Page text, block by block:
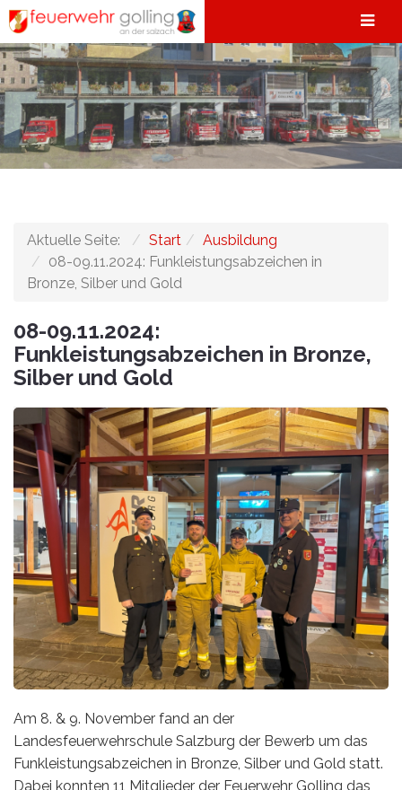
Aktuelle Seite: Start
Ausbildung
08-09.11.2024: Funkleistungsabzeichen in
Bronze, Silber und Gold
08-09.11.2024:
Funkleistungsabzeichen in Bronze,
Silber und Gold
Am 8. & 9. November fand an der
Landesfeuerwehrschule Salzburg der Bewerb um das
Funkleistungsabzeichen in Bronze, Silber und Gold statt.
Dabei konnten 11 Mitglieder der Feuerwehr Golling das